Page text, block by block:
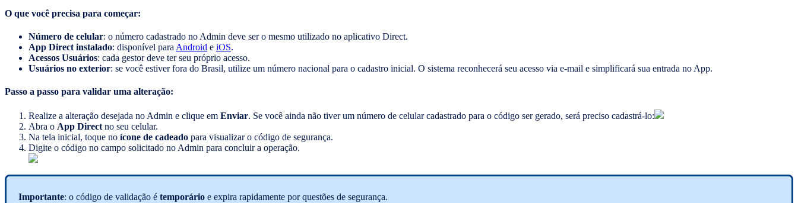
O que você precisa para começar:
Número de celular: o número cadastrado no Admin deve ser o mesmo utilizado no aplicativo Direct.
App Direct instalado: disponível para Android e iOS.
Acessos Usuários: cada gestor deve ter seu próprio acesso.
Usuários no exterior: se você estiver fora do Brasil, utilize um número nacional para o cadastro inicial. O sistema reconhecerá seu acesso via e-mail e simplificará sua entrada no App.
Passo a passo para validar uma alteração:
Realize a alteração desejada no Admin e clique em Enviar. Se você ainda não tiver um número de celular cadastrado para o código ser gerado, será preciso cadastrá-lo:
Abra o App Directno seu celular.
Na tela inicial, toque no ícone de cadeado para visualizar o código de segurança.
Digite o código no campo solicitado no Admin para concluir a operação.
Importante: o código de validação é temporário e expira rapidamente por questões de segurança.